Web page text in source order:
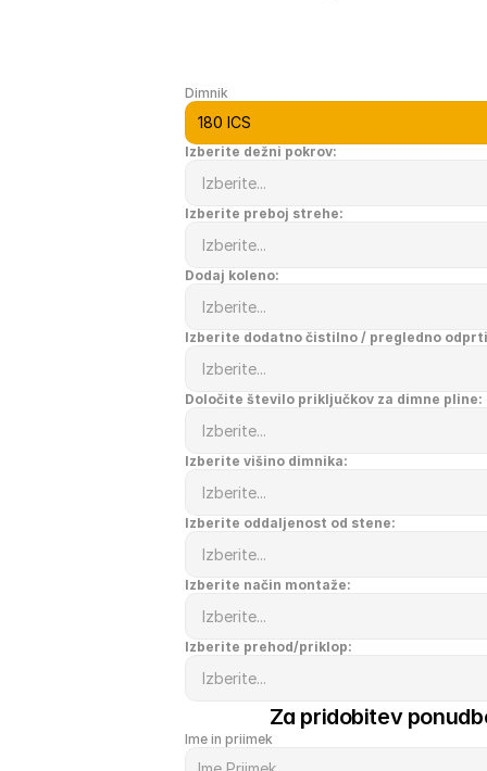
Dimnik
Izberite dežni pokrov:
Izberite preboj strehe:
Dodaj koleno:
Izberite dodatno čistilno / pregledno
Določite število priključkov za dimne pline:
Izberite višino dimnika:
Izberite oddaljenost od stene:
Izberite način montaže:
Izberite prehod/priklop:
Za pridobitev
Ime in priimek